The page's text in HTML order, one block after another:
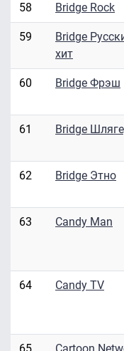
58 Bridge Rock
59
Bridge
хит
60 Bridge Фрэш
61 Bridge
62 Bridge Этно
63 Candy Man
64 Candy TV